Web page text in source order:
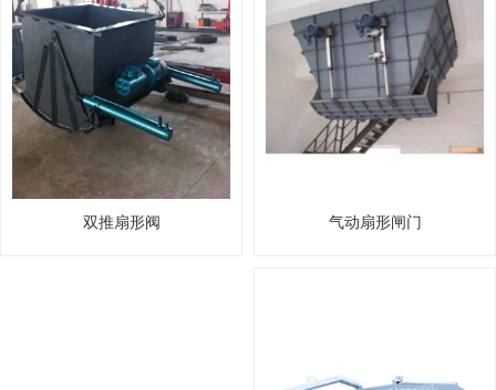
双推扇形阀 气动扇形闸门